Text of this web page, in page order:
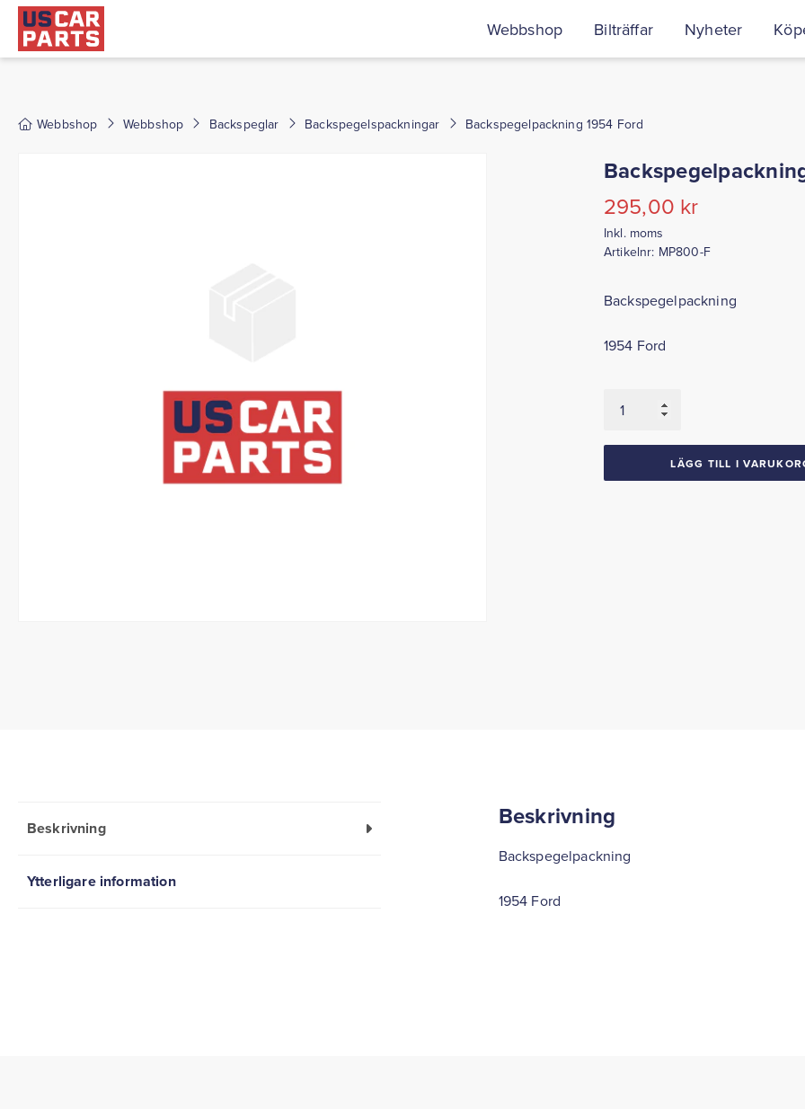
Webbshop Bilträffar Nyheter
Webbshop Webbshop Backspeglar Backspegelspackningar Backspegelpackning 1954 Ford
295,00 kr
Inkl. moms
Artikelnr: MP800-F
Backspegelpackning
1954 Ford
1954
LÄGG TILL I
Beskrivning
Ytterligare information
Beskrivning
Backspegelpackning
1954 Ford